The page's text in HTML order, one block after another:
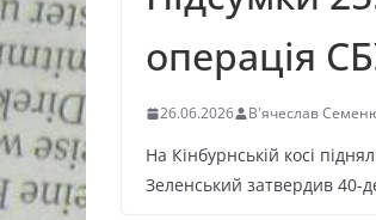
операція
26.06.2026 В'ячеслав
На Кінбурнській косі
Зеленський затвердив 40-